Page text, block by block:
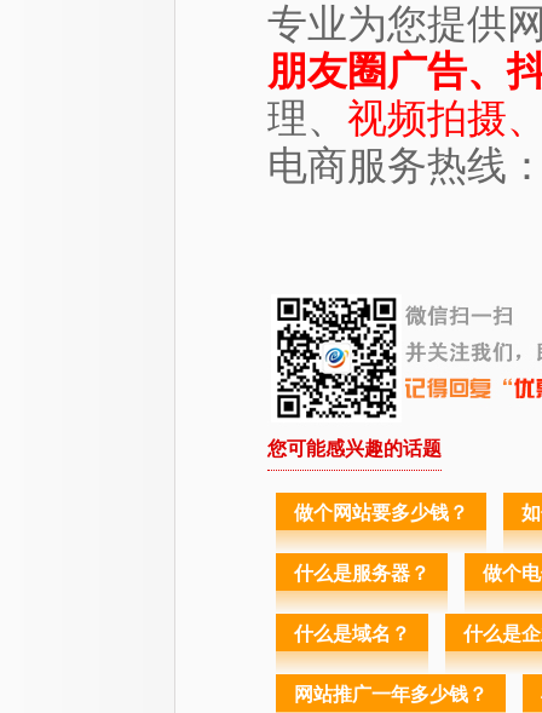
专业为您提供
朋友圈广告、
理、 视频拍摄
电商服务热线
您可能感兴趣的话题
做个网站要多少钱？
什么是服务器？ 做个
什么是域名？ 什么是
网站推广一年多少钱？